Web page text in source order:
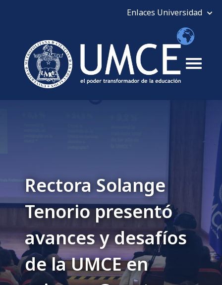
Rectora Solange
Tenorio presentó
avances y desafíos
de la UMCE en